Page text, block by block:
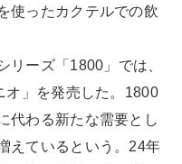
使ったカクテルでの飲
リーズ「1800」では、
」を発売した。1800
代わる新たな需要とし
えているという。24年